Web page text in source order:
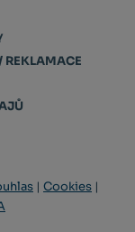
REKLAMACE
| Cookies |